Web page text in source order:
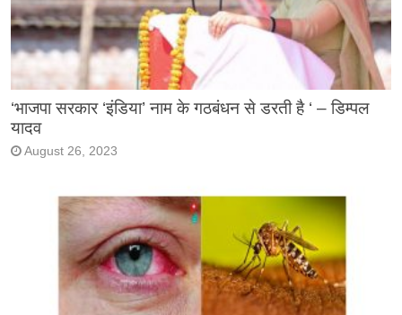
‘भाजपा सरकार ‘इंडिया’ नाम के गठबंधन से डरती है ‘ – डिम्पल
यादव
August 26, 2023